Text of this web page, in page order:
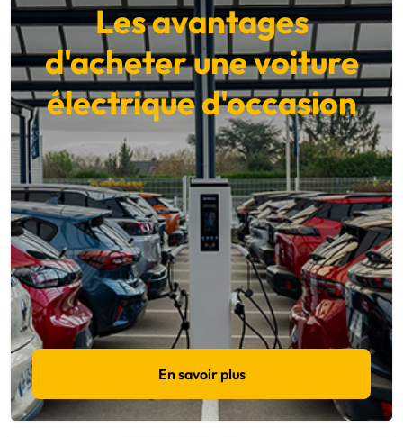
Les avantages
d'acheter une voiture
électrique d'occasion
En savoir plus